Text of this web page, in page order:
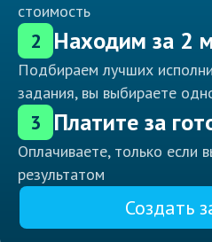
стоимость
2 Находим за 2
Подбираем лучших
задания, вы выбираете
3 Платите за
Оплачиваете, только если
результатом
Создать